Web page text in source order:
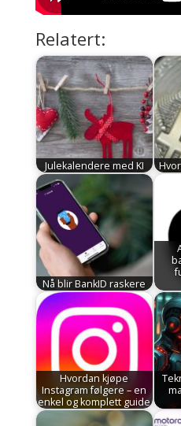
Relatert:
Julekalendere med KI
Nå blir BankID raskere
Hvordan kjøpe
Instagram følgere – en
enkel og komplett guide